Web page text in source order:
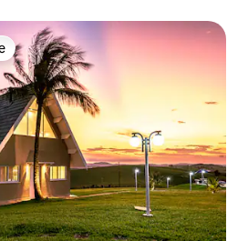
на гостите